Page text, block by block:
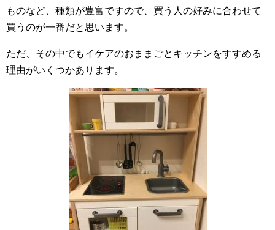
ものなど、種類が豊富ですので、買う人の好みに合わせて
買うのが一番だと思います。
ただ、その中でもイケアのおままごとキッチンをすすめる
理由がいくつかあります。